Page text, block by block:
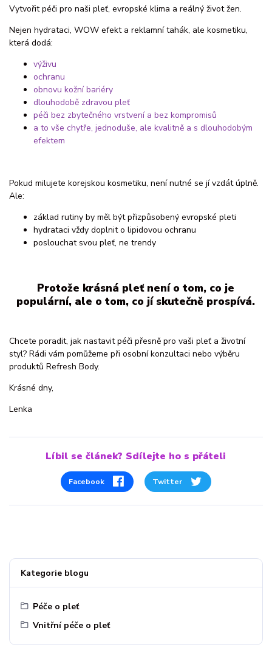
Kategorie blogu
Péče o pleť
Vnitřní péče o pleť
Vytvořit péči pro naši pleť, evropské klima a reálný život žen.
Nejen hydrataci, WOW efekt a reklamní tahák, ale kosmetiku,
která dodá:
výživu
ochranu
obnovu kožní bariéry
dlouhodobě zdravou pleť
péči bez zbytečného vrstvení a bez kompromisů
a to vše chytře, jednoduše, ale kvalitně a s dlouhodobým
efektem
Pokud milujete korejskou kosmetiku, není nutné se jí vzdát úplně.
Ale:
základ rutiny by měl být přizpůsobený evropské pleti
hydrataci vždy doplnit o lipidovou ochranu
poslouchat svou pleť, ne trendy
Protože krásná pleť není o tom, co je
populární, ale o tom, co jí skutečně prospívá.
Chcete poradit, jak nastavit péči přesně pro vaši pleť a životní
styl? Rádi vám pomůžeme při osobní konzultaci nebo výběru
produktů Refresh Body.
Krásné dny,
Lenka
Líbil se článek? Sdílejte ho s přáteli
Facebook Twitter